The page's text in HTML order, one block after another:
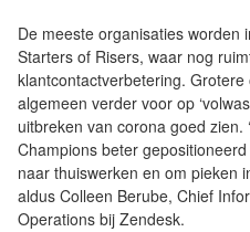
De meeste organisaties worden
Starters of Risers, waar nog
klantcontactverbetering.
algemeen verder voor op
uitbreken van corona goed zien.
Champions beter
naar thuiswerken en om pieken
aldus Colleen Berube, Chief
Operations bij Zendesk.